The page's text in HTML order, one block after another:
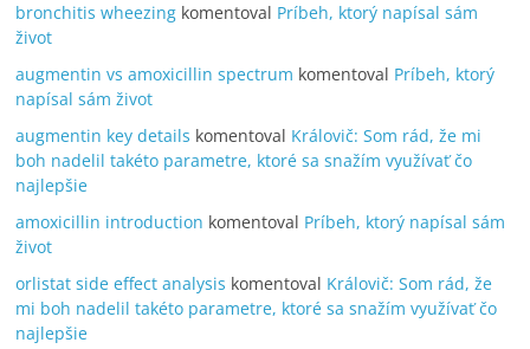
bronchitis wheezing komentoval Príbeh, ktorý napísal sám
život
augmentin vs amoxicillin spectrum komentoval Príbeh, ktorý
napísal sám život
augmentin key details komentoval Královič: Som rád, že mi
boh nadelil takéto parametre, ktoré sa snažím využívať čo
najlepšie
amoxicillin introduction komentoval Príbeh, ktorý napísal sám
život
orlistat side effect analysis komentoval Královič: Som rád, že
mi boh nadelil takéto parametre, ktoré sa snažím využívať čo
najlepšie